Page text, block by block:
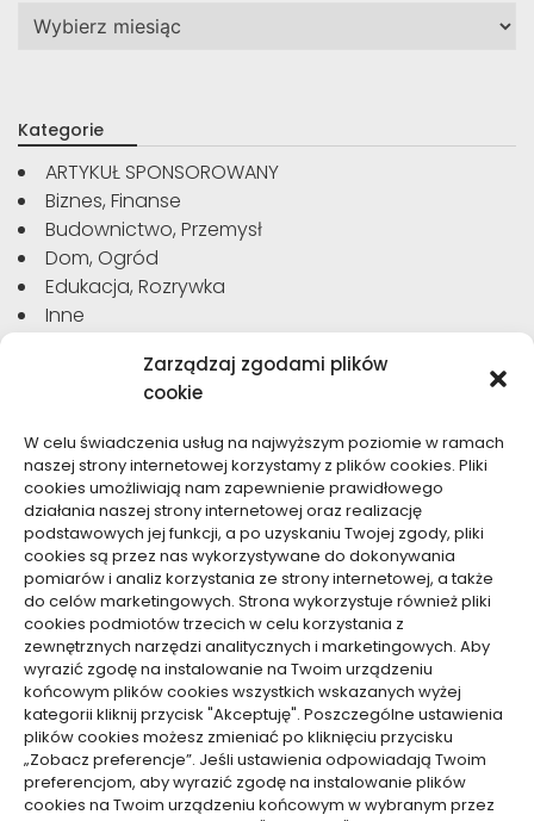
Zarządzaj zgodami plików
cookie
W celu świadczenia usług na najwyższym poziomie w ramach
naszej strony internetowej korzystamy z plików cookies. Pliki
cookies umożliwiają nam zapewnienie prawidłowego
działania naszej strony internetowej oraz realizację
podstawowych jej funkcji, a po uzyskaniu Twojej zgody, pliki
cookies są przez nas wykorzystywane do dokonywania
pomiarów i analiz korzystania ze strony internetowej, a także
do celów marketingowych. Strona wykorzystuje również pliki
cookies podmiotów trzecich w celu korzystania z
zewnętrznych narzędzi analitycznych i marketingowych. Aby
wyrazić zgodę na instalowanie na Twoim urządzeniu
końcowym plików cookies wszystkich wskazanych wyżej
kategorii kliknij przycisk "Akceptuję". Poszczególne ustawienia
plików cookies możesz zmieniać po kliknięciu przycisku
„Zobacz preferencje”. Jeśli ustawienia odpowiadają Twoim
preferencjom, aby wyrazić zgodę na instalowanie plików
cookies na Twoim urządzeniu końcowym w wybranym przez
Archiwa
Kategorie
ARTYKUŁ SPONSOROWANY
Biznes, Finanse
Budownictwo, Przemysł
Dom, Ogród
Edukacja, Rozrywka
Inne
Motoryzacja, Transport
Sport, Turystyka
Technologie
Usługi
Zdrowie, Medycyna
Dolącz do nas
Lubisz pisać teksty i chciałbyś się podzielić swoją
wiedzą z innymi? Dołącz do nas już teraz. Podziel się
swoją wiedzą z innymi.